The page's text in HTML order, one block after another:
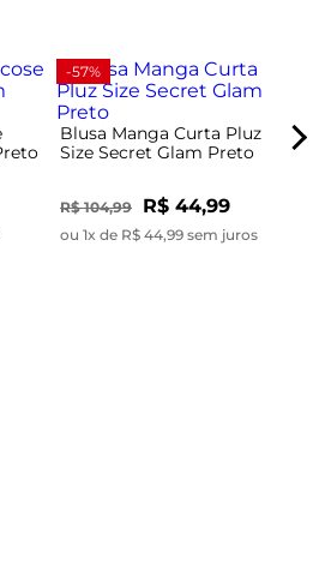
-57%
Blusa Manga Curta Pluz
Size Secret Glam Preto
R$ 104,99 R$ 44,99
ou 1x de R$ 44,99 sem juros